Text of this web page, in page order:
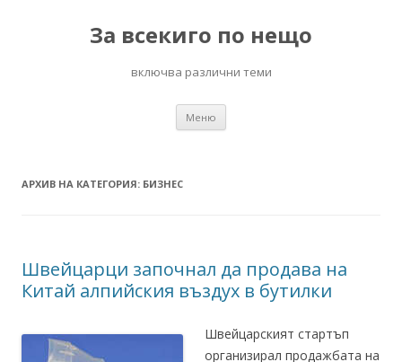
За всекиго по нещо
включва различни теми
Меню
АРХИВ НА КАТЕГОРИЯ: БИЗНЕС
Швейцарци започнал да продава на
Китай алпийския въздух в бутилки
Швейцарският стартъп
организирал продажбата на